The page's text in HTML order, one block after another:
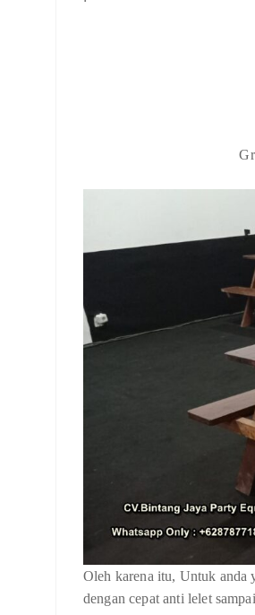
Oleh karena itu, Untuk anda
dengan cepat anti lelet